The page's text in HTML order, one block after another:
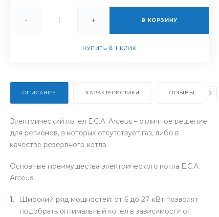
- + В КОРЗИНУ
КУПИТЬ В 1 КЛИК
ОПИСАНИЕ ХАРАКТЕРИСТИКИ ОТЗЫВЫ
Электрический котел Е.С.А. Arceus – отличное решение
для регионов, в которых отсутствует газ, либо в
качестве резервного котла.
Основные преимущества электрического котла Е.С.А.
Arceus:
Широкий ряд мощностей: от 6 до 27 кВт позволят
подобрать оптимальный котел в зависимости от